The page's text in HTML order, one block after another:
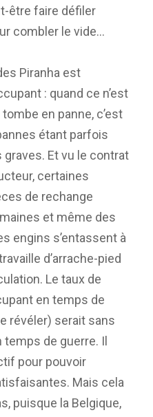
être faire défiler
combler le vide…
Piranha est
: quand ce n’est
en panne, c’est
étant parfois
Et vu le contrat
certaines
de rechange
et même des
engins s’entassent à
d’arrache-pied
Le taux de
en temps de
révéler) serait sans
de guerre. Il
pour pouvoir
Mais cela
puisque la Belgique,